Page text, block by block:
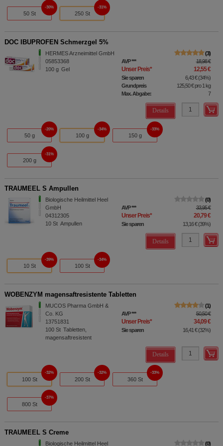
50 St
30%
250 St
31%
DOC IBUPROFEN Schmerzgel 5%
HERMES Arzneimittel GmbH
05853368
100 g Gel
3
AVP*** 18,98 €
Unser Preis* 12,55 €
Sie sparen 6,43 €(34%)
Grundpreis
125,50 €pro 1 kg
Max. Abgabe:
7
Details
50 g
20%
100 g
34%
150 g
33%
200 g
31%
TRAUMEEL S Ampullen
Biologische Heilmittel Heel
GmbH
04312305
10 St Ampullen
0
AVP*** 33,95 €
Unser Preis* 20,79 €
Sie sparen 13,16 €(39%)
Details
10 St
39%
100 St
34%
WOBENZYM magensaftresistente Tabletten
MUCOS Pharma GmbH &
Co. KG
13751831
100 St Tabletten,
magensaftresistent
1
AVP*** 50,50 €
Unser Preis* 34,09 €
Sie sparen 16,41 €(32%)
Details
100 St
32%
200 St
32%
360 St
33%
800 St
37%
TRAUMEEL S Creme
Biologische Heilmittel Heel
0